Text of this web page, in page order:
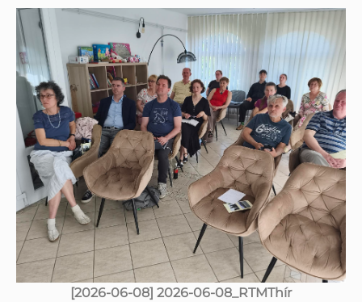
[2026-06-08] 2026-06-08_RTMThír